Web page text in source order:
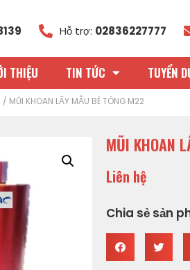
Hỗ trợ: 02836227777
THIỆU TIN TỨC TUYỂN
/ MŨI KHOAN LẤY MẪU BÊ TÔNG M22
MŨI KHOAN
Liên hệ
Chia sẻ sản